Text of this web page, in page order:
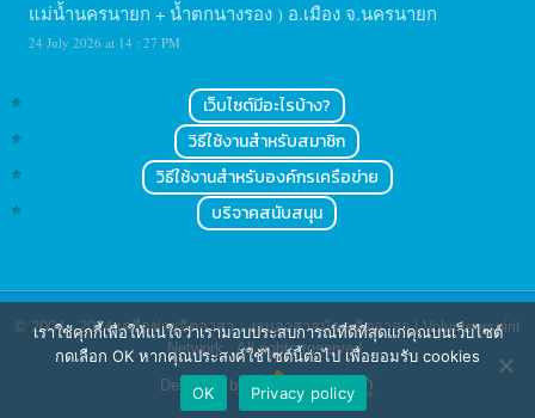
แม่น้ำนครนายก + น้ำตกนางรอง ) อ.เมือง จ.นครนายก
24 July 2026 at 14 : 27 PM
เว็บไซต์มีอะไรบ้าง?
วิธีใช้งานสำหรับสมาชิก
วิธีใช้งานสำหรับองค์กรเครือข่าย
บริจาคสนับสนุน
© 2004 - 2024เครือข่ายจิตอาสา : งานอาสาสมัคร จิตอาสา | Volunteerspirit
Network. All rights reserved.
Designed by
เราใช้คุกกี้เพื่อให้แน่ใจว่าเรามอบประสบการณ์ที่ดีที่สุดแก่คุณบนเว็บไซต์
กดเลือก OK หากคุณประสงค์ใช้ไซต์นี้ต่อไป เพื่อยอมรับ cookies
OK
Privacy policy